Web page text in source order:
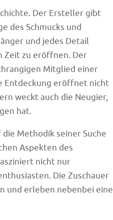
Der Ersteller gibt
des Schmucks und
und jedes Detail
Zeit zu eröffnen. Der
Mitglied einer
Entdeckung eröffnet nicht
weckt auch die Neugier,
hat.
Methodik seiner Suche
Aspekten des
nicht nur
Die Zuschauer
und erleben nebenbei eine